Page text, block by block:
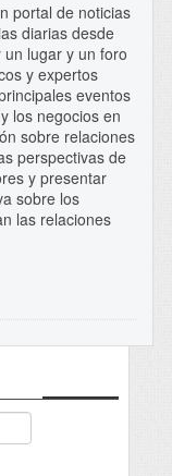
portal de noticias
diarias desde
lugar y un foro
y expertos
eventos
los negocios en
sobre relaciones
perspectivas de
y presentar
sobre los
las relaciones